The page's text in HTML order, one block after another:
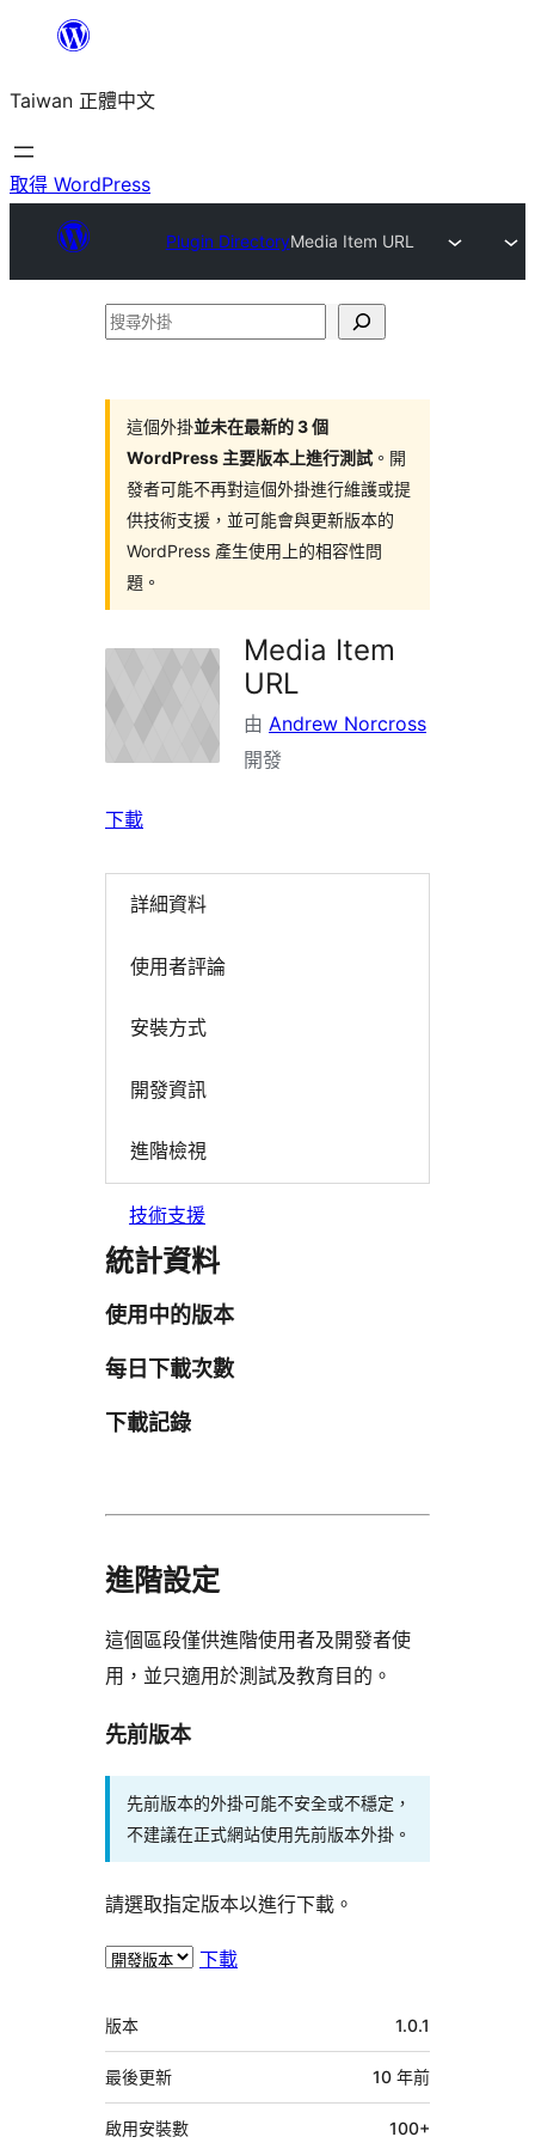
主
要
內
Taiwan 正體中文
取得 WordPress
Plugin DirectoryMedia Item URL
搜
這個外掛並未在最新的 3 個
WordPress 主要版本上進行測試 。開
發者可能不再對這個外掛進行維護或提
供技術支援，並可能會與更新版本的
WordPress 產生使用上的相容性問
題。
Media Item
URL
由 Andrew Norcross
開發
下載
詳細資料
使用者評論
安裝方式
開發資訊
進階檢視
技術支援
統計資料
使用中的版本
每日下載次數
下載記錄
進階設定
這個區段僅供進階使用者及開發者使
用，並只適用於測試及教育目的。
先前版本
先前版本的外掛可能不安全或不穩定，
不建議在正式網站使用先前版本外掛。
請選取指定版本以進行下載。
下載
中
繼
資
料
版本 1.0.1
最後更新 10 年前
啟用安裝數 100+